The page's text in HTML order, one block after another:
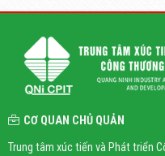
CƠ QUAN CHỦ QUẢN
Trung tâm xúc tiến và Phát triển